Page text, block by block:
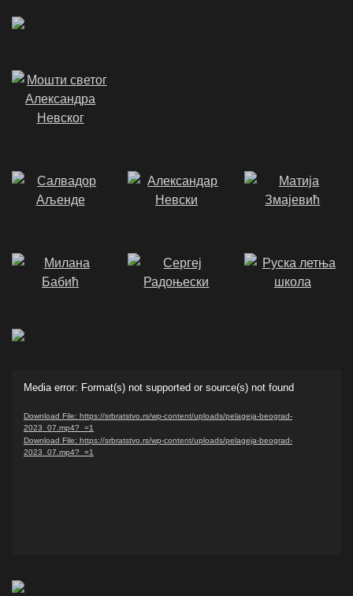
Media error: Format(s) not supported or source(s) not found
Download File: https://srbratstvo.rs/wp-content/uploads/pelageja-beograd-
2023_07.mp4?_=1
Download File: https://srbratstvo.rs/wp-content/uploads/pelageja-beograd-
2023_07.mp4?_=1